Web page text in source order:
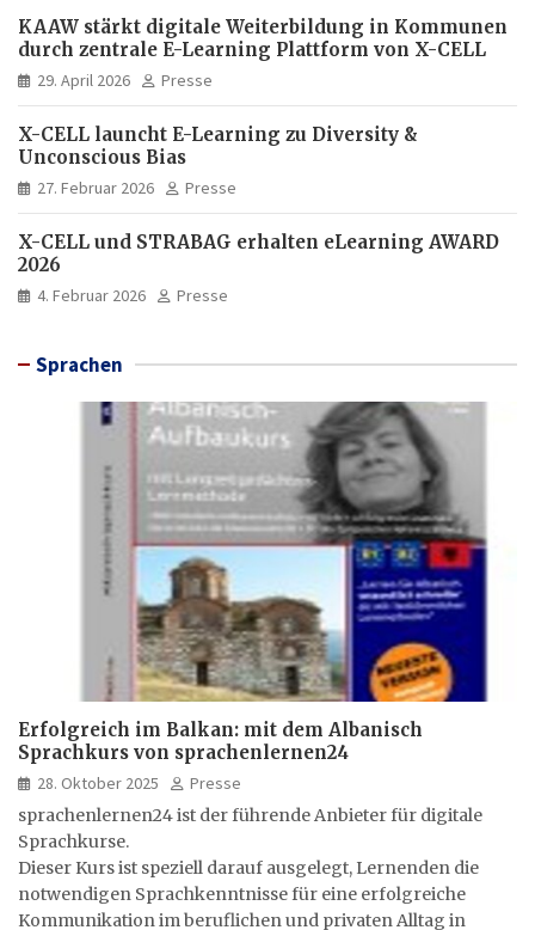
KAAW stärkt digitale Weiterbildung in Kommunen
durch zentrale E-Learning Plattform von X-CELL
29. April 2026 Presse
X-CELL launcht E-Learning zu Diversity &
Unconscious Bias
27. Februar 2026 Presse
X-CELL und STRABAG erhalten eLearning AWARD
2026
4. Februar 2026 Presse
Sprachen
Erfolgreich im Balkan: mit dem Albanisch
Sprachkurs von sprachenlernen24
28. Oktober 2025
Presse
sprachenlernen24 ist der führende Anbieter für digitale
Sprachkurse.
Dieser Kurs ist speziell darauf ausgelegt, Lernenden die
notwendigen Sprachkenntnisse für eine erfolgreiche
Kommunikation im beruflichen und privaten Alltag in